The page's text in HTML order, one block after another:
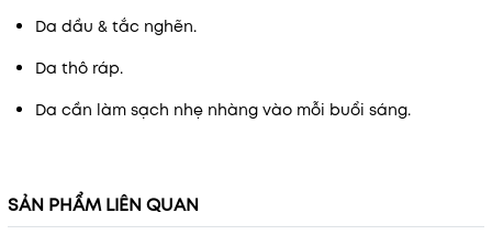
Da dầu & tắc nghẽn.
Da thô ráp.
Da cần làm sạch nhẹ nhàng vào mỗi buổi sáng.
SẢN PHẨM LIÊN QUAN